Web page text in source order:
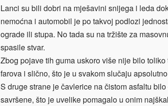
Lanci su bili dobri na mješavini snijega i leda
nemoćna i automobil je po takvoj podlozi
ograde ili stupa. No tada su na tržište za
spasile stvar.
Zbog pojave tih guma uskoro više nije bilo
farova i slično, što je u svakom slučaju
S druge strane je čavlerice na čistom asfaltu
savršene, što je uvelike pomagalo u onim